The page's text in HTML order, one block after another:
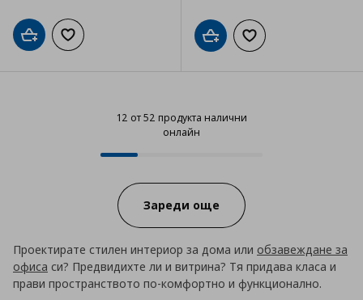
Добави в кошницата
Добави към списъка с любимиДобави в кошницата
Добави към
12 от 52 продукта налични
онлайн
12 от 52 продукта налични
Progress:
Зареди още
Проектирате стилен интериор за дома или обзавеждане за
офиса си? Предвидихте ли и витрина? Тя придава класа и
прави пространството по-комфортно и функционално.